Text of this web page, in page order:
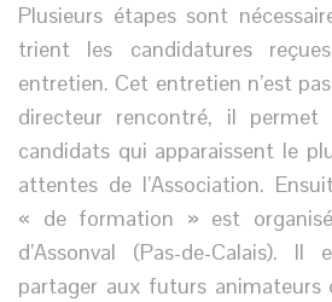
Plusieurs étapes sont
trient les candidatures
entretien. Cet entretien n’est
directeur rencontré, il permet
candidats qui apparaissent le
attentes de l’Association.
« de formation » est
d’Assonval (Pas-de-Calais).
partager aux futurs animateurs